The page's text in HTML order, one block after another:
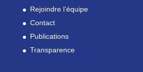
Rejoindre l’équipe
Contact
Publications
Transparence